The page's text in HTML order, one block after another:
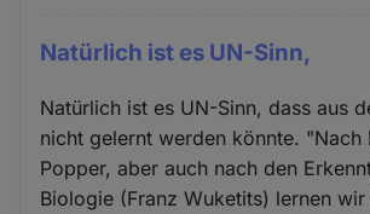
Natürlich ist es UN-Sinn,
Natürlich ist es UN-Sinn, dass aus
nicht gelernt werden könnte. "Nach
Popper, aber auch nach den
Biologie (Franz Wuketits) lernen wir